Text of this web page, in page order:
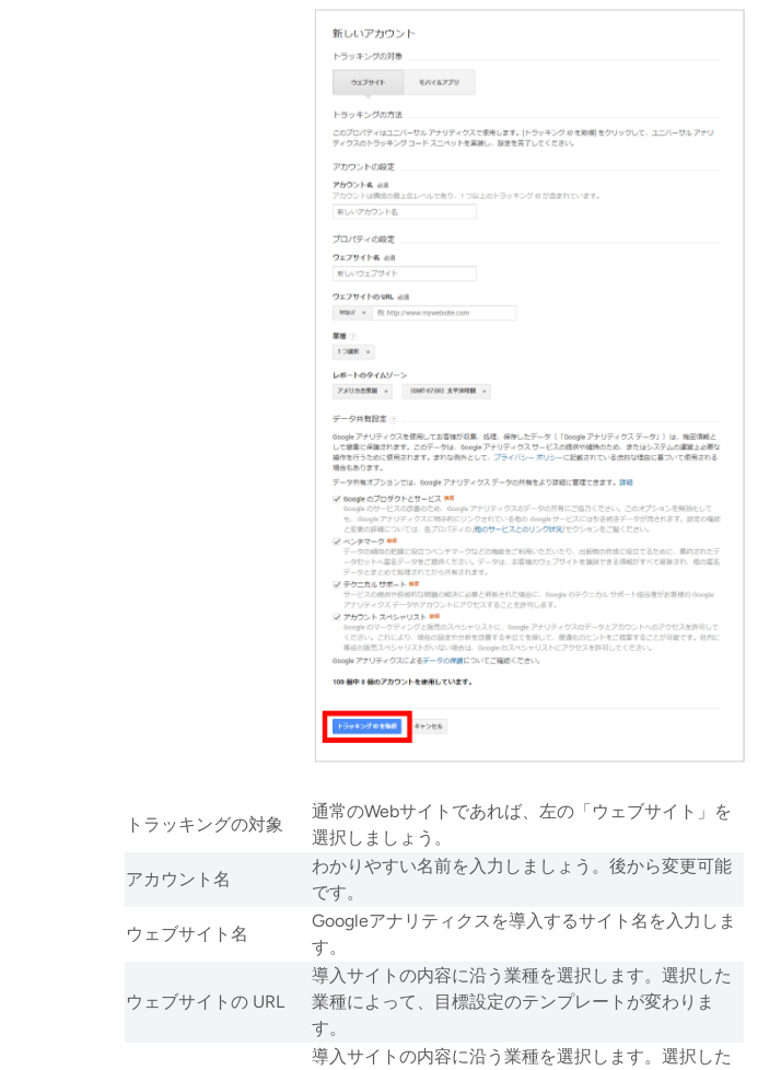
トラッキングの対象
通常のWebサイトであれば、左の「ウェブサイト」を
選択しましょう。
アカウント名
わかりやすい名前を入力しましょう。後から変更可能
です。
ウェブサイト名
Googleアナリティクスを導入するサイト名を入力しま
す。
ウェブサイトの URL
導入サイトの内容に沿う業種を選択します。選択した
業種によって、目標設定のテンプレートが変わりま
す。
導入サイトの内容に沿う業種を選択します。選択した